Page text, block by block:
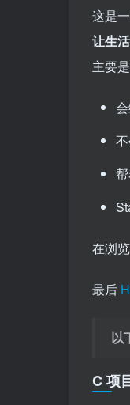
这是
让生
主要
在浏
最后
以
C 项